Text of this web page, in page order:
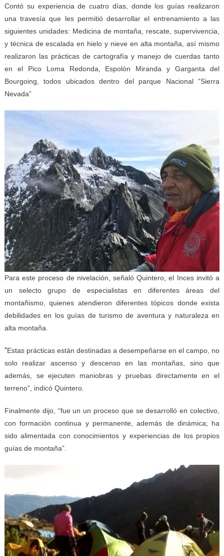
Contó su experiencia de cuatro días, donde los guías realizaron
una travesía que les permitió desarrollar el entrenamiento a las
siguientes unidades: Medicina de montaña, rescate, supervivencia,
y técnica de escalada en hielo y nieve en alta montaña, así mismo
realizaron las prácticas de cartografía y manejo de cuerdas tanto
en el Pico Loma Redonda, Espolón Miranda y Garganta del
Bourgoing, todos ubicados dentro del parque Nacional “Sierra
Nevada”
Para este proceso de nivelación, señaló Quintero, el Inces invitó a
un selecto grupo de especialistas en diferentes áreas del
montañismo, quienes atendieron diferentes tópicos donde exista
debilidades en los guías de turismo de aventura y naturaleza en
alta montaña.
“Estas prácticas están destinadas a desempeñarse en el campo, no
solo realizar ascenso y descenso en las montañas, sino que
además, se ejecuten maniobras y pruebas directamente en el
terreno”, indicó Quintero.
Finalmente dijo, “fue un un proceso que se desarrolló en colectivo,
con formación continua y permanente, además de dinámica; ha
sido alimentada con conocimientos y experiencias de los propios
guías de montaña”.